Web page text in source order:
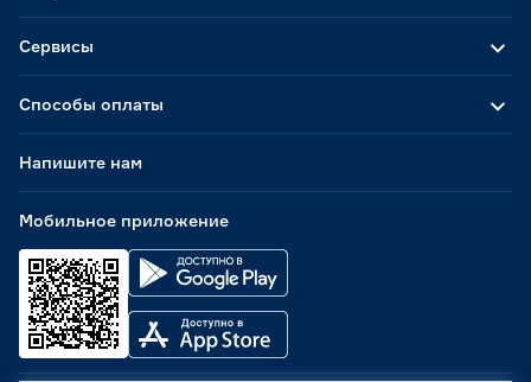
Способы оплаты
Мобильное приложение
Сервисы
Напишите нам